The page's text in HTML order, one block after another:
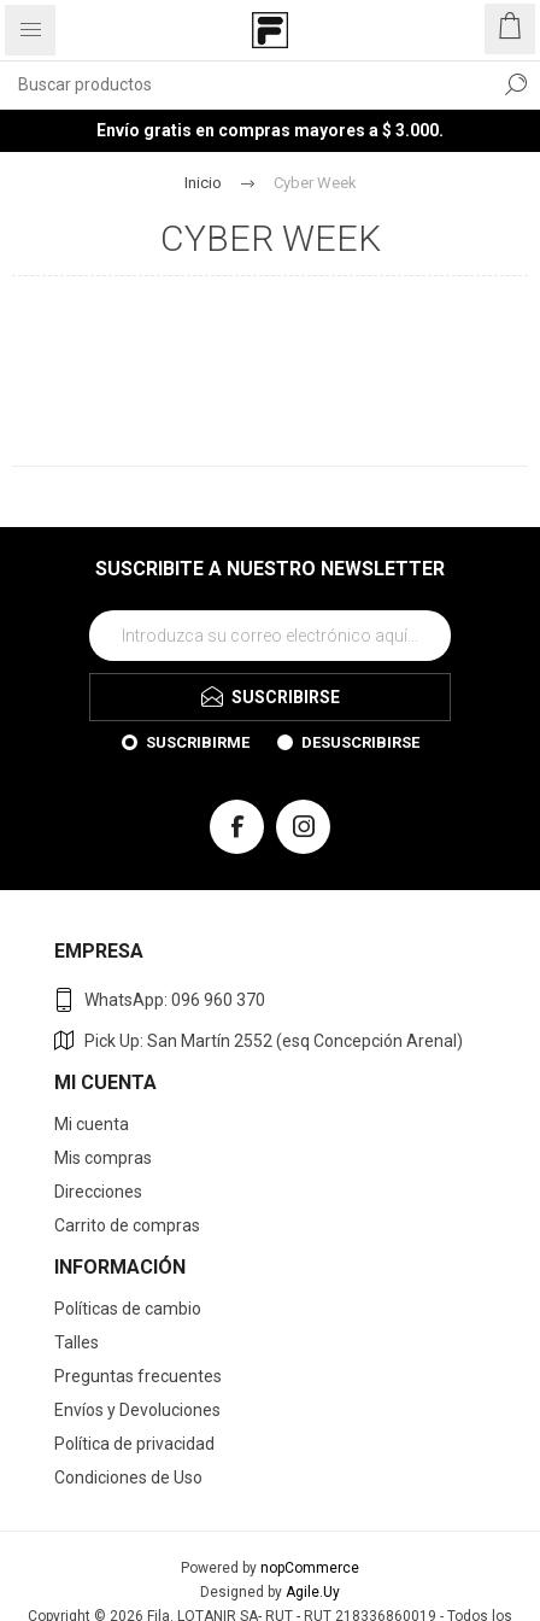
Envío gratis en compras mayores a $ 3.000.
Inicio Cyber Week
CYBER WEEK
SUSCRIBITE A NUESTRO NEWSLETTER
SUSCRIBIRSE
SUSCRIBIRME DESUSCRIBIRSE
EMPRESA
WhatsApp: 096 960 370
Pick Up: San Martín 2552 (esq Concepción Arenal)
MI CUENTA
Mi cuenta
Mis compras
Direcciones
Carrito de compras
INFORMACIÓN
Políticas de cambio
Talles
Preguntas frecuentes
Envíos y Devoluciones
Política de privacidad
Condiciones de Uso
Powered by nopCommerce
Designed by Agile.Uy
Copyright © 2026 Fila. LOTANIR SA- RUT - RUT 218336860019 - Todos los